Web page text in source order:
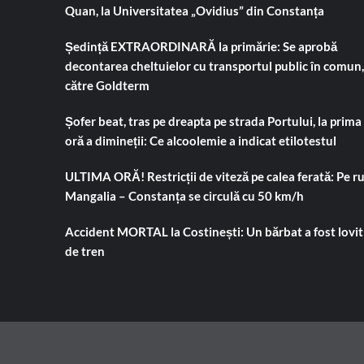
Quan, la Universitatea „Ovidius” din Constanța
Ședință EXTRAORDINARĂ la primărie: Se aprobă
decontarea cheltuielor cu transportul public în comun,
către Goldterm
Șofer beat, tras pe dreapta pe strada Portului, la prima
oră a dimineții: Ce alcoolemie a indicat etilotestul
ULTIMA ORĂ! Restricții de viteză pe calea ferată: Pe
Mangalia – Constanța se circulă cu 50 km/h
Accident MORTAL la Costinești: Un bărbat a fost lovit
de tren